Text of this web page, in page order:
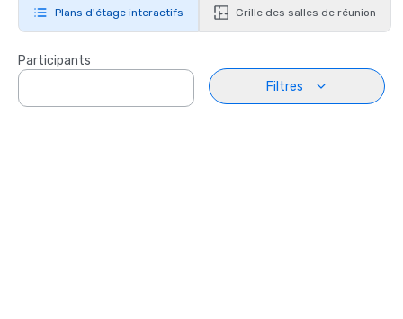
Plans d'étage interactifs Grille des salles de réunion
Participants
Filtres